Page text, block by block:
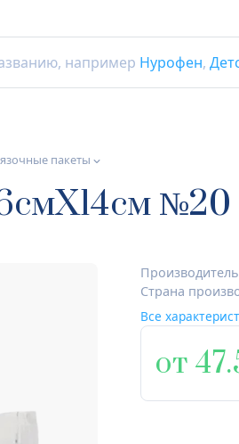
например Нурофен,
пакеты
№20
Производитель
Страна
Все
от